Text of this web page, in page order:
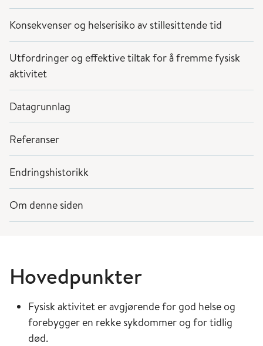
Konsekvenser og helserisiko av stillesittende tid
Utfordringer og effektive tiltak for å fremme fysisk
aktivitet
Datagrunnlag
Referanser
Endringshistorikk
Om denne siden
Hovedpunkter
Fysisk aktivitet er avgjørende for god helse og
forebygger en rekke sykdommer og for tidlig
død.